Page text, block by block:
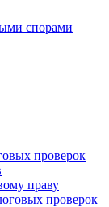
спорами
проверок
праву
проверок